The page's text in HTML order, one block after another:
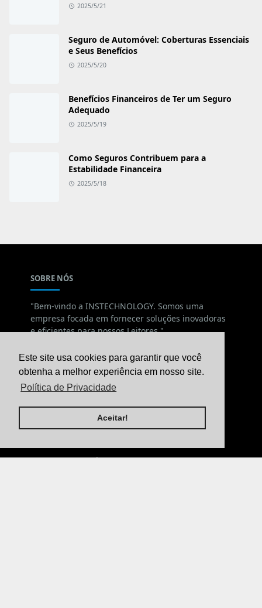
Este site usa cookies para garantir que você
obtenha a melhor experiência em nosso site.
Política de Privacidade
Aceitar!
2025/5/21
Seguro de Automóvel: Coberturas Essenciais
e Seus Benefícios
2025/5/20
Benefícios Financeiros de Ter um Seguro
Adequado
2025/5/19
Como Seguros Contribuem para a
Estabilidade Financeira
2025/5/18
SOBRE NÓS
"Bem-vindo a INSTECHNOLOGY. Somos uma
empresa focada em fornecer soluções inovadoras
e eficientes para nossos Leitores."
SABER MAIS
Política de Privacidade
Termos & Condições
Sobre Nós